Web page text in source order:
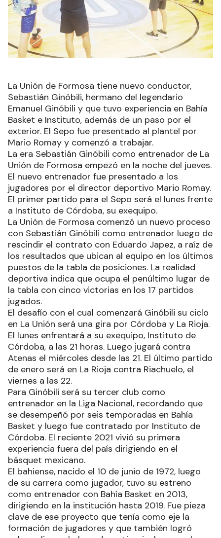
La Unión de Formosa tiene nuevo conductor,
Sebastián Ginóbili, hermano del legendario
Emanuel Ginóbili y que tuvo experiencia en Bahía
Basket e Instituto, además de un paso por el
exterior. El Sepo fue presentado al plantel por
Mario Romay y comenzó a trabajar.
La era Sebastián Ginóbili como entrenador de La
Unión de Formosa empezó en la noche del jueves.
El nuevo entrenador fue presentado a los
jugadores por el director deportivo Mario Romay.
El primer partido para el Sepo será el lunes frente
a Instituto de Córdoba, su exequipo.
La Unión de Formosa comenzó un nuevo proceso
con Sebastián Ginóbili como entrenador luego de
rescindir el contrato con Eduardo Japez, a raíz de
los resultados que ubican al equipo en los últimos
puestos de la tabla de posiciones. La realidad
deportiva indica que ocupa el penúltimo lugar de
la tabla con cinco victorias en los 17 partidos
jugados.
El desafío con el cual comenzará Ginóbili su ciclo
en La Unión será una gira por Córdoba y La Rioja.
El lunes enfrentará a su exequipo, Instituto de
Córdoba, a las 21 horas. Luego jugará contra
Atenas el miércoles desde las 21. El último partido
de enero será en La Rioja contra Riachuelo, el
viernes a las 22.
Para Ginóbili será su tercer club como
entrenador en la Liga Nacional, recordando que
se desempeñó por seis temporadas en Bahía
Basket y luego fue contratado por Instituto de
Córdoba. El reciente 2021 vivió su primera
experiencia fuera del país dirigiendo en el
básquet mexicano.
El bahiense, nacido el 10 de junio de 1972, luego
de su carrera como jugador, tuvo su estreno
como entrenador con Bahía Basket en 2013,
dirigiendo en la institución hasta 2019. Fue pieza
clave de ese proyecto que tenía como eje la
formación de jugadores y que también logró